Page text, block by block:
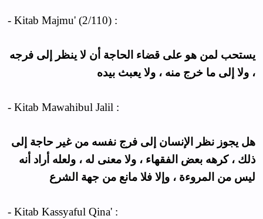
- Kitab Majmu' (2/110) :
يستحب لمن هو على قضاء الحاجة أن لا ينظر إلى فرجه
، ولا إلى ما خرج منه ، ولا يعبث بيده
- Kitab Mawahibul Jalil :
هل يجوز نظر الإنسان إلى فرج نفسه من غير حاجة إلى
ذلك ، كرهه بعض الفقهاء ، ولا معنى له ، ولعله أراد أنه
ليس من المروءة ، وإلا فلا مانع من جهة الشرع
- Kitab Kassyaful Qina' :